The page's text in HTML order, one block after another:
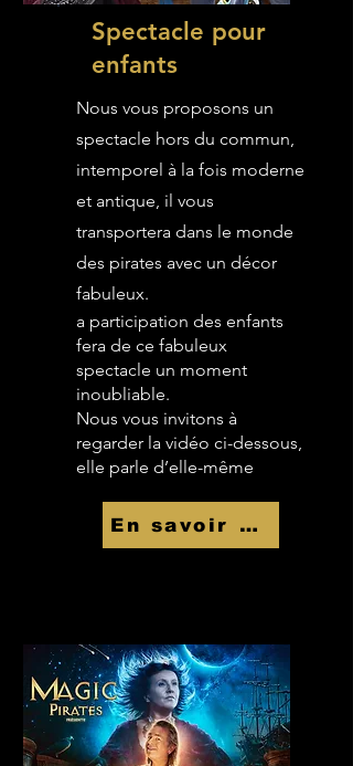
Spectacle pour
enfants
Nous vous proposons un
spectacle hors du commun,
intemporel à la fois moderne
et antique, il vous
transportera dans le monde
des pirates avec un décor
fabuleux.
a participation des enfants
fera de ce fabuleux
spectacle un moment
inoubliable.
Nous vous invitons à
regarder la vidéo ci-dessous,
elle parle d’elle-même
En savoir Plus